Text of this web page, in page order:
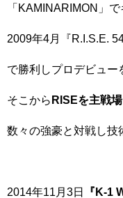
「KAMINARIMON」
2009年4月『R.I.S.E.
で勝利しプロデビュー
そこから RISEを主戦場
数々の強豪と対戦し技
2014年11月3日
『K-1